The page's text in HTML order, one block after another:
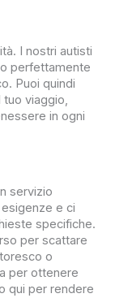
I nostri autisti
perfettamente
Puoi quindi
tuo viaggio,
in ogni
servizio
e ci
specifiche.
per scattare
o
per ottenere
qui per rendere